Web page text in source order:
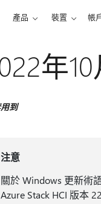
產品 裝置 帳
年
到
注意
關於 Windows 更新術
Azure Stack HCI 版本